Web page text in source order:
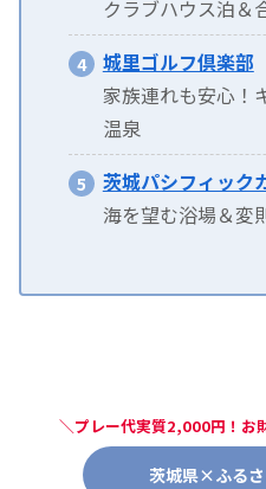
クラブハウス泊＆
城里ゴルフ倶楽部
家族連れも安心！
温泉
茨城パシフィック
海を望む浴場＆変
＼プレー代実質2,000円！お
茨城県×ふるさ